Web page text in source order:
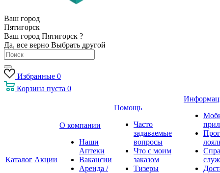
Ваш город
Пятигорск
Ваш город Пятигорск ?
Да, все верно Выбрать другой
Избранные 0
Корзина пуста 0
Каталог Акции
О компании
Наши
Аптеки
Вакансии
Аренда /
Помощь
Часто
задаваемые
вопросы
Что с моим
заказом
Тизеры